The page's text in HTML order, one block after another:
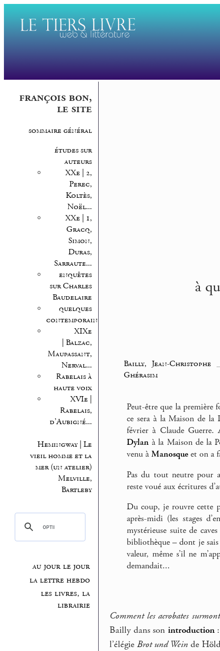
françois bon,
le site
sommaire général
études sur
auteurs
XXe | 2,
Perec,
Koltès,
Noël...
XXe | 1,
Gracq,
Simon,
Duras,
Sarraute...
enquêtes
sur Charles
Baudelaire
quelques
contemporains
XIXe
| Balzac,
Maupassant,
Nerval...
Rabelais à
haute voix
XVIe |
Rabelais,
d’Aubigné...
Hemingway | Le
vieil homme et la
mer (un atelier)
Melville,
Bartleby
au jour le jour
la lettre hebdo
les livres, la
librairie
à
Bailly, Jean-Christophe
Ghérasim
Peut-être que la première
ce sera à la Maison de la
février à Claude
Dylan à la Maison de la
venu àManosque et on a
Pas du tout neutre pour
reste voué aux écritures
Du coup, je rouvre cette
après-midi (les stages
mystérieuse suite de
bibliothèque – dont je sais
valeur, même s’il ne
demandait...
Comment les acrobates
Bailly dans son introduction:
l’élégieBrot und Wein de